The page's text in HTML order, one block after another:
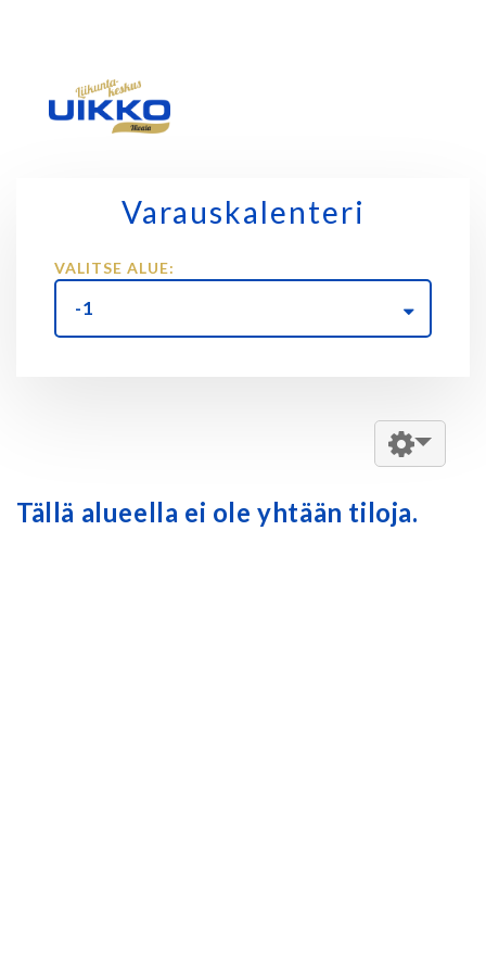
Varauskalenteri
VALITSE ALUE:
-1
Tällä alueella ei ole yhtään tiloja.